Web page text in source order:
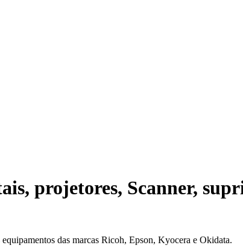
projetores, Scanner,
das marcas Ricoh, Epson, Kyocera e Okidata.